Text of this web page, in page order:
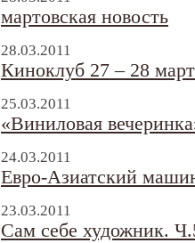
мартовская новость
28.03.2011
Киноклуб 27 – 28
25.03.2011
«Виниловая
24.03.2011
Евро-Азиатский
23.03.2011
Сам себе художник.